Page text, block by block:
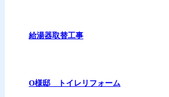
給湯器取替工事
O様邸 トイレリフォーム